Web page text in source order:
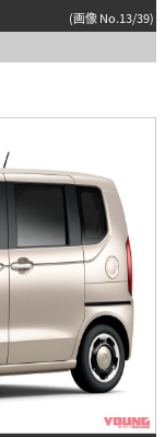
(画像 No.13/39)